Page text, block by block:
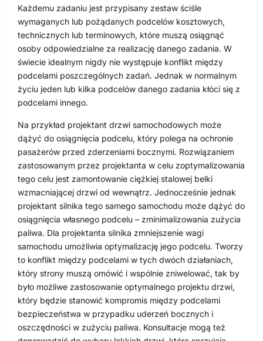
Każdemu zadaniu jest przypisany zestaw ściśle
wymaganych lub pożądanych podcelów kosztowych,
technicznych lub terminowych, które muszą osiągnąć
osoby odpowiedzialne za realizację danego zadania. W
świecie idealnym nigdy nie występuje konflikt między
podcelami poszczególnych zadań. Jednak w normalnym
życiu jeden lub kilka podcelów danego zadania kłóci się z
podcelami innego.
Na przykład projektant drzwi samochodowych może
dążyć do osiągnięcia podcelu, który polega na ochronie
pasażerów przed zderzeniami bocznymi. Rozwiązaniem
zastosowanym przez projektanta w celu zoptymalizowania
tego celu jest zamontowanie ciężkiej stalowej belki
wzmacniającej drzwi od wewnątrz. Jednocześnie jednak
projektant silnika tego samego samochodu może dążyć do
osiągnięcia własnego podcelu – zminimalizowania zużycia
paliwa. Dla projektanta silnika zmniejszenie wagi
samochodu umożliwia optymalizację jego podcelu. Tworzy
to konflikt między podcelami w tych dwóch działaniach,
który strony muszą omówić i wspólnie zniwelować, tak by
było możliwe zastosowanie optymalnego projektu drzwi,
który będzie stanowić kompromis między podcelami
bezpieczeństwa w przypadku uderzeń bocznych i
oszczędności w zużyciu paliwa. Konsultacje mogą też